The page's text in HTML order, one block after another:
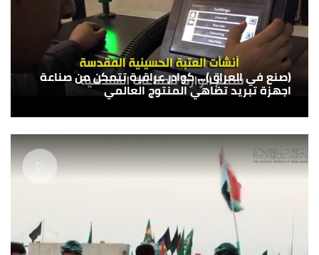
(صنع في العراق)... كوادر عراقية تتمكن من صناعة
اجهزة تبريد تضاهي المنتوج العالمي